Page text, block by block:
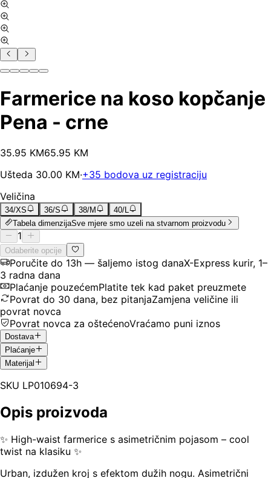
Farmerice na koso kopčanje
Pena - crne
35.95 KM65.95 KM
Ušteda 30.00 KM·+35 bodova uz registraciju
Veličina
34/XS 36/S 38/M
40/L
Tabela dimenzijaSve mjere smo uzeli na stvarnom proizvodu
1
Odaberite opcije
Poručite do 13h — šaljemo istog danaX-Express kurir, 1–
3 radna dana
Plaćanje pouzećemPlatite tek kad paket preuzmete
Povrat do 30 dana, bez pitanjaZamjena veličine ili
povrat novca
Povrat novca za oštećenoVraćamo puni iznos
Dostava
Plaćanje
Materijal
SKU LP010694-3
Opis proizvoda
✨ High-waist farmerice s asimetričnim pojasom – cool
twist na klasiku ✨
Urban, izdužen kroj s efektom dužih nogu. Asimetrični